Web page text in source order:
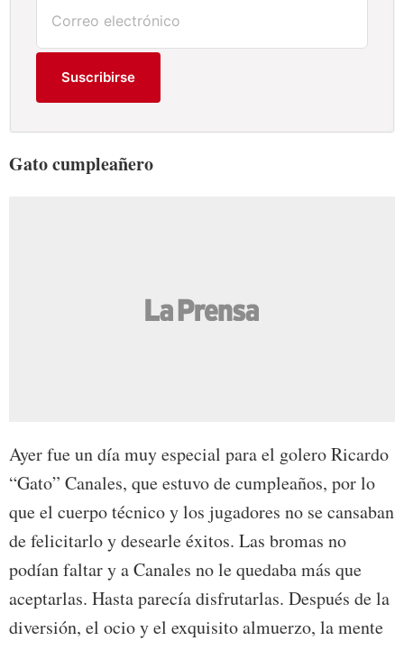
Suscribirse
Gato cumpleañero
Ayer fue un día muy especial para el golero Ricardo
“Gato” Canales, que estuvo de cumpleaños, por lo
que el cuerpo técnico y los jugadores no se cansaban
de felicitarlo y desearle éxitos. Las bromas no
podían faltar y a Canales no le quedaba más que
aceptarlas. Hasta parecía disfrutarlas. Después de la
diversión, el ocio y el exquisito almuerzo, la mente